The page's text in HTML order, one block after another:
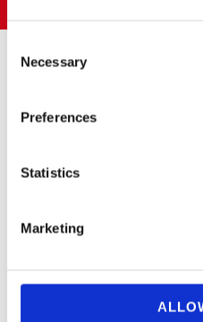
Selection
Necessary
Preferences
Statistics
Marketing
Puedes suscribirte a nuestro